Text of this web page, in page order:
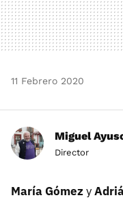
11 Febrero 2020
Miguel
Director
María Gómezy